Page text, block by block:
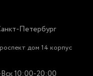
Петербург
дом 14 корпус